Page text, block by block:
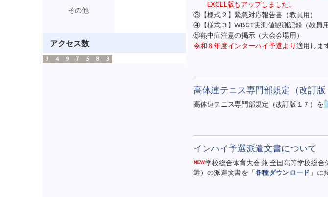
EXCEL版もアップしました。
③【様式２】緊急対応報告書（教員用）
④【様式３】WBGT実測値観測記録（教員用
⑤熱中症注意の掲示（大会会場用）
令和８年度インターハイ予選より適用しま
高体連テニス専門部規定（改訂
高体連テニス専門部規定（改訂版１７）を
インハイ予選派遣文書について
学校総合体育大会 兼 全国高等学校総
選）の派遣文書を「各種ダウンロード 」に
その他
アクセス数
3 4 9 7 5 8 3